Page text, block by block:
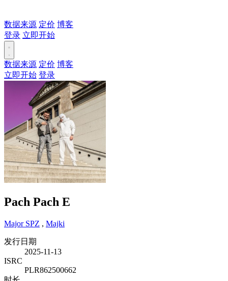
数据来源 定价 博客
登录 立即开始
数据来源 定价 博客
立即开始 登录
Pach Pach E
Major SPZ , Majki
发行日期
2025-11-13
ISRC
PLR862500662